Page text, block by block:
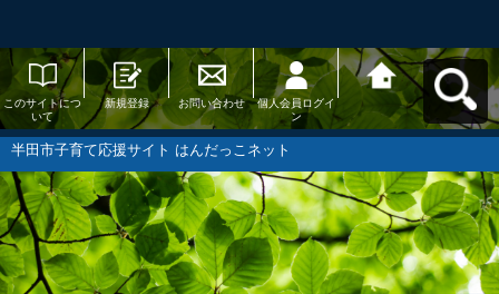
このサイトにつ
いて
新規登録 お問い合わせ
個人会員ログイ
ン
半田市子育て応
援サイト はんだ
っこネットへ戻
半田市子育て応援サイト はんだっこネット